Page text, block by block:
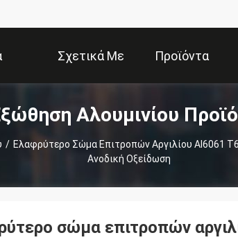
Σχετικά Με
Εμάς
Προϊόντα
Αλουμινίου
/ Ελαφρύτερο Σώμα Επιτροπών Αργιλίου Al6061
Ανοδική Οξείδωση
σώμα επιτροπών